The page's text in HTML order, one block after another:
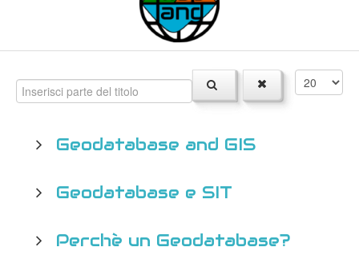
Geodatabase and GIS
Geodatabase e SIT
Perchè un Geodatabase?